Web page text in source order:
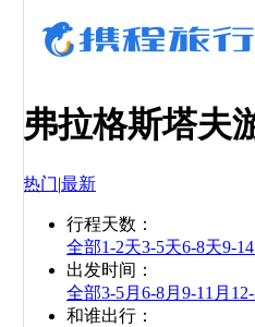
弗拉格斯塔夫
热门|最新
行程天数 ：
全部1-2天3-5天6-8天9-
出发时间 ：
全部3-5月 6-8月 9-11月
和谁出行 ：